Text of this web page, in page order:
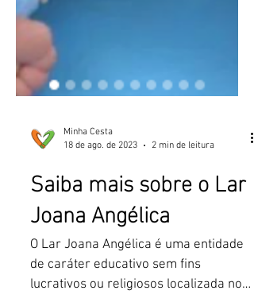
Minha Cesta
18 de ago. de 2023
2 min de leitura
Saiba mais sobre o Lar
Joana Angélica